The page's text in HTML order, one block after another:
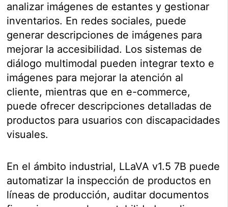
analizar imágenes de estantes y gestionar
inventarios. En redes sociales, puede
generar descripciones de imágenes para
mejorar la accesibilidad. Los sistemas de
diálogo multimodal pueden integrar texto e
imágenes para mejorar la atención al
cliente, mientras que en e-commerce,
puede ofrecer descripciones detalladas de
productos para usuarios con discapacidades
visuales.
En el ámbito industrial, LLaVA v1.5 7B puede
automatizar la inspección de productos en
líneas de producción, auditar documentos